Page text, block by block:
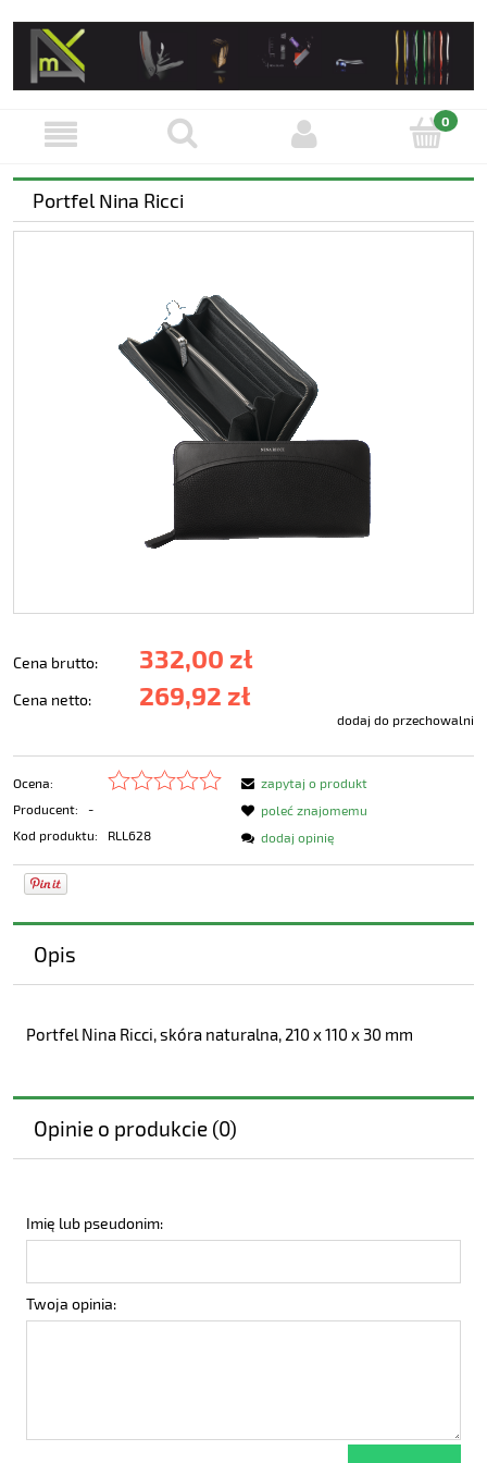
Portfel Nina Ricci
Cena brutto: 332,00 zł
Cena netto: 269,92 zł
dodaj do przechowalni
Ocena:
Producent:
-
Kod produktu:
RLL628
zapytaj o produkt
poleć znajomemu
dodaj opinię
Opis
Portfel Nina Ricci, skóra naturalna, 210 x 110 x 30 mm
Opinie o produkcie (0)
Imię lub pseudonim:
Twoja opinia: